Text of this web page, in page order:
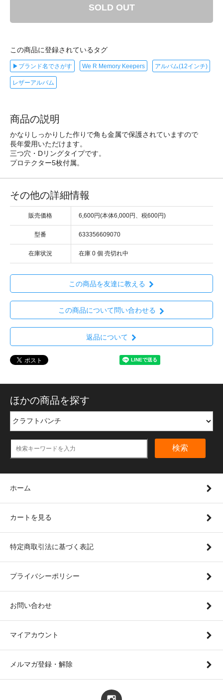
SOLD OUT
この商品に登録されているタグ
▶ブランド名でさがす We R Memory Keepers アルバム(12インチ)
レザーアルバム
商品の説明
かなりしっかりした作りで角も金属で保護されていますので
長年愛用いただけます。
三つ穴・Dリングタイプです。
プロテクター5枚付属。
その他の詳細情報
販売価格 6,600円(本体6,000円、税600円)
型番 633356609070
在庫状況 在庫 0 個 売切れ中
この商品を友達に教える
この商品について問い合わせる
返品について
ほかの商品を探す
検索
ホーム
カートを見る
特定商取引法に基づく表記
プライバシーポリシー
お問い合わせ
マイアカウント
メルマガ登録・解除